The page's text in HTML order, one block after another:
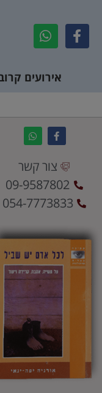
אירועים
צור קשר
09-9587802
054-7773833